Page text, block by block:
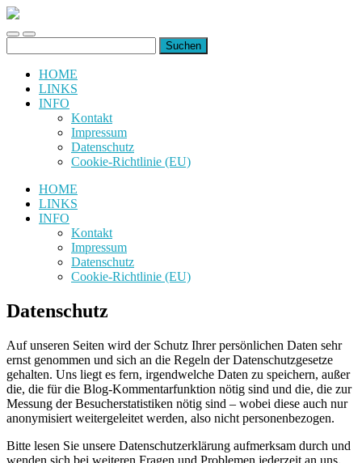
uiuiuiuiuiuiui.de
Toggle
mobile
Toggle
search
nach:
HOME
LINKS
INFO
Kontakt
Impressum
Datenschutz
Cookie-Richtlinie (EU)
HOME
LINKS
INFO
Kontakt
Impressum
Datenschutz
Cookie-Richtlinie (EU)
Datenschutz
Auf unseren Seiten wird der Schutz Ihrer persönlichen Daten sehr
ernst genommen und sich an die Regeln der Datenschutzgesetze
gehalten. Uns liegt es fern, irgendwelche Daten zu speichern, außer
die, die für die Blog-Kommentarfunktion nötig sind und die, die zur
Messung der Besucherstatistiken nötig sind – wobei diese auch nur
anonymisiert weitergeleitet werden, also nicht personenbezogen.
Bitte lesen Sie unsere Datenschutzerklärung aufmerksam durch und
wenden sich bei weiteren Fragen und Problemen jederzeit an uns.